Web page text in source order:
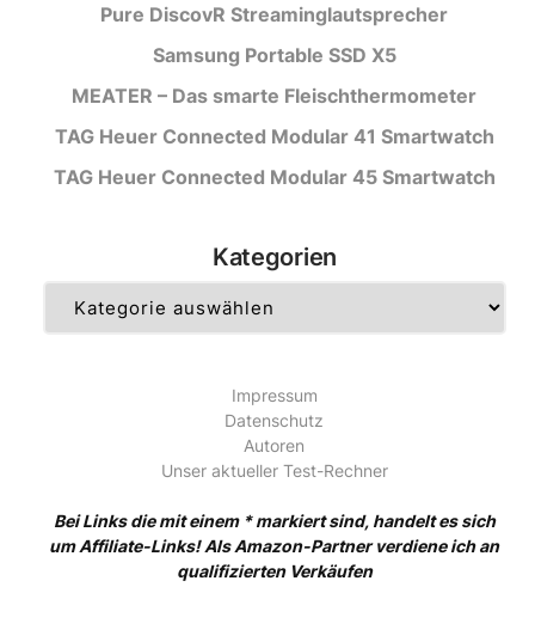
Pure DiscovR Streaminglautsprecher
Samsung Portable SSD X5
MEATER – Das smarte Fleischthermometer
TAG Heuer Connected Modular 41 Smartwatch
TAG Heuer Connected Modular 45 Smartwatch
Kategorien
Impressum
Datenschutz
Autoren
Unser aktueller Test-Rechner
Bei Links die mit einem * markiert sind, handelt es sich
um Affiliate-Links! Als Amazon-Partner verdiene ich an
qualifizierten Verkäufen